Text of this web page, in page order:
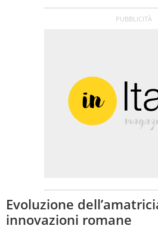
Evoluzione
innovazioni romane